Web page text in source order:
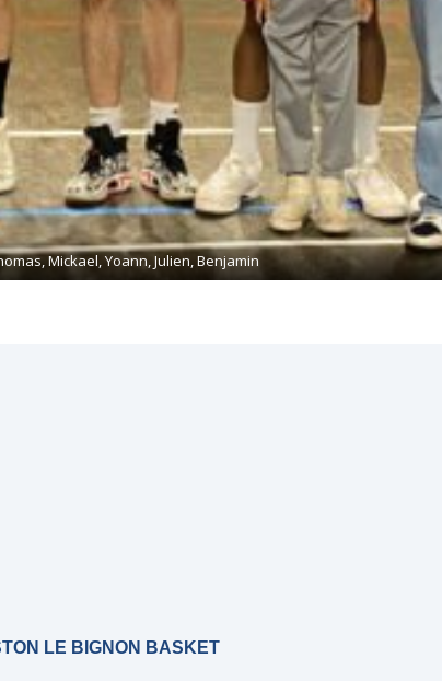
Mickael, Yoann, Julien, Benjamin
LE BIGNON BASKET